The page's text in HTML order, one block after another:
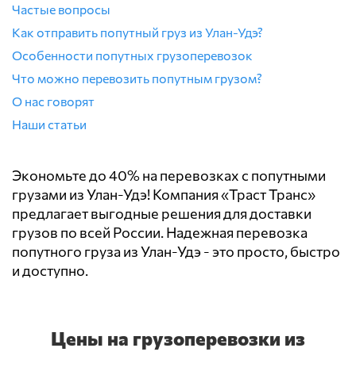
Частые вопросы
Как отправить попутный груз из Улан-Удэ?
Особенности попутных грузоперевозок
Что можно перевозить попутным грузом?
О нас говорят
Наши статьи
Экономьте до 40% на перевозках с попутными
грузами из Улан-Удэ! Компания «Траст Транс»
предлагает выгодные решения для доставки
грузов по всей России. Надежная перевозка
попутного груза из Улан-Удэ - это просто, быстро
и доступно.
Цены на грузоперевозки из